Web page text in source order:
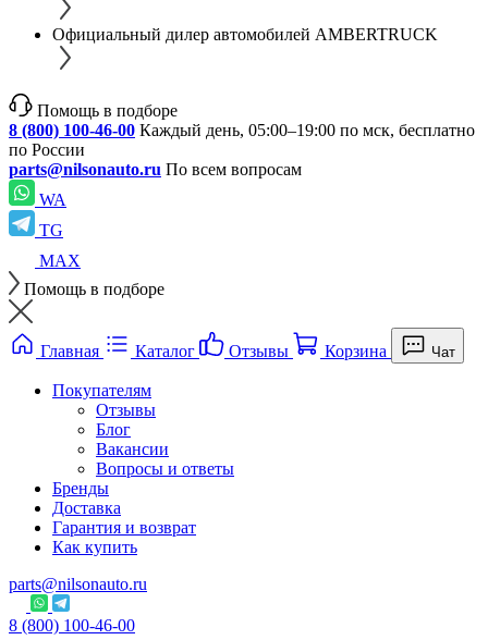
Официальный дилер автомобилей AMBERTRUCK
Помощь в подборе
8 (800) 100-46-00 Каждый день, 05:00–19:00 по мск, бесплатно
по России
parts@nilsonauto.ru По всем вопросам
WA
TG
MAX
Помощь в подборе
Главная Каталог Отзывы Корзина Чат
Покупателям
Отзывы
Блог
Вакансии
Вопросы и ответы
Бренды
Доставка
Гарантия и возврат
Как купить
parts@nilsonauto.ru
8 (800) 100-46-00